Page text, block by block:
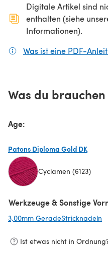
Digitale Artikel sind
enthalten (siehe
Informationen).
Was ist eine PDF-
Was du
Age:
Patons Diploma Gold DK
Cyclamen (6123)
Werkzeuge & Sonstige
3,00mm GeradeStricknadeln
Ist etwas nicht in